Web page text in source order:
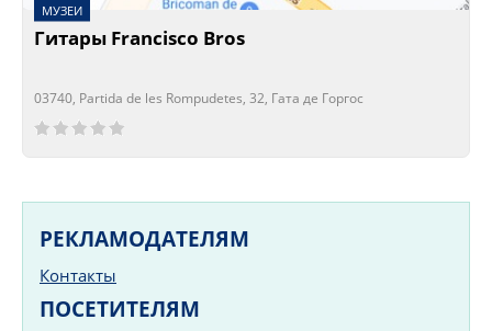
МУЗЕИ
Гитары Francisco Bros
03740, Partida de les Rompudetes, 32, Гата де Горгос
Сейчас открыто!
Сейчас закрыто!
РЕКЛАМОДАТЕЛЯМ
Контакты
ПОСЕТИТЕЛЯМ